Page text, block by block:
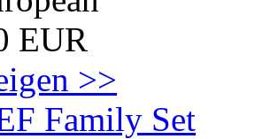
EUR
>>
Family Set